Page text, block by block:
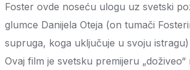
Foster ovde noseću ulogu uz svetski
glumce Danijela Oteja (on tumači
supruga, koga uključuje u svoju
Ovaj film je svetsku premijeru „doživeo“